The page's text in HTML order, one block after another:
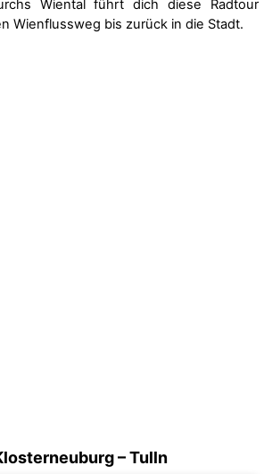
Wiental führt dich diese Radtour
Wienflussweg bis zurück in die Stadt.
– Tulln